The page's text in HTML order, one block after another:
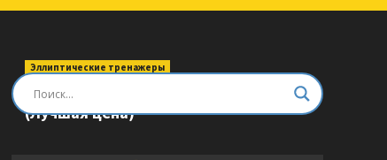
Эллиптические тренажеры
Эллиптический тренажер DFC E8745T
(Лучшая цена)